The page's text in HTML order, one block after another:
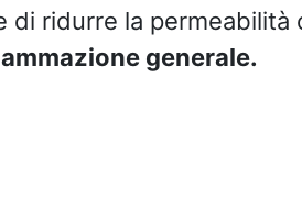
di ridurre la
generale.